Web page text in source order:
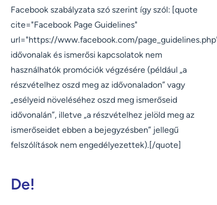
Facebook szabályzata szó szerint így szól: [quote
cite="Facebook Page Guidelines"
url="https://www.facebook.com/
idővonalak és ismerősi kapcsolatok nem
használhatók promóciók végzésére (például „a
részvételhez oszd meg az idővonaladon” vagy
„esélyeid növeléséhez oszd meg ismerőseid
idővonalán”, illetve „a részvételhez jelöld meg az
ismerőseidet ebben a bejegyzésben” jellegű
felszólítások nem engedélyezettek).[/quote]
De!